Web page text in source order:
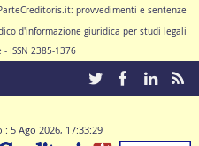
provvedimenti e sentenze
d'informazione giuridica per studi legali
ISSN 2385-1376
5 Ago 2026, 17:33:29